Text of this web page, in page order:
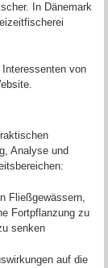
In Dänemark
von
Analyse und
Fließgewässern,
Fortpflanzung zu
senken
auf die